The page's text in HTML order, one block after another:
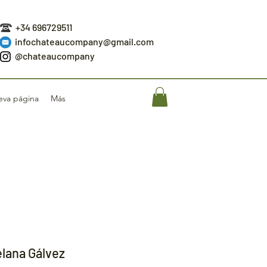
+34 696729511
infochateaucompany@gmail.com
@chateaucompany
página Más
Gálvez